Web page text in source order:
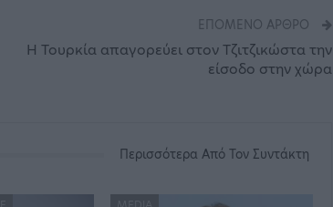
ΕΠΌΜΕΝΟ ΆΡΘΡΟ
Η Τουρκία απαγορεύει στον Τζιτζικώστα την
είσοδο στην χώρα
Περισσότερα Από Τον Συντάκτη